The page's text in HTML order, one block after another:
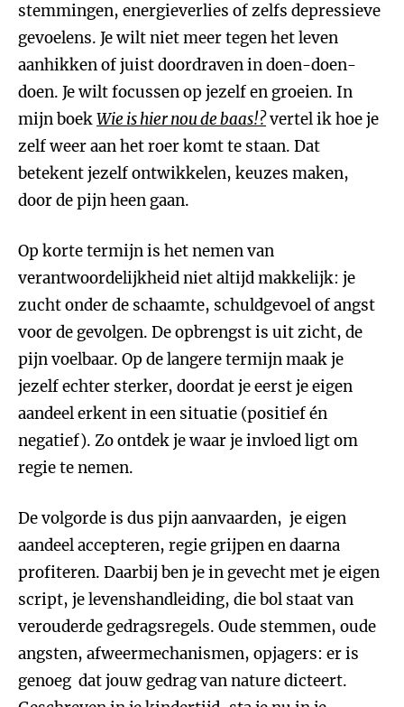
stemmingen, energieverlies of zelfs depressieve
gevoelens. Je wilt niet meer tegen het leven
aanhikken of juist doordraven in doen-doen-
doen. Je wilt focussen op jezelf en groeien. In
mijn boekWie is hier nou de baas!?vertel ik hoe je
zelf weer aan het roer komt te staan. Dat
betekent jezelf ontwikkelen, keuzes maken,
door de pijn heen gaan.
Op korte termijn is het nemen van
verantwoordelijkheid niet altijd makkelijk: je
zucht onder de schaamte, schuldgevoel of angst
voor de gevolgen. De opbrengst is uit zicht, de
pijn voelbaar. Op de langere termijn maak je
jezelf echter sterker, doordat je eerst je eigen
aandeel erkent in een situatie (positief én
negatief). Zo ontdek je waar je invloed ligt om
regie te nemen.
De volgorde is dus pijn aanvaarden, je eigen
aandeel accepteren, regie grijpen en daarna
profiteren. Daarbij ben je in gevecht met je eigen
script, je levenshandleiding, die bol staat van
verouderde gedragsregels. Oude stemmen, oude
angsten, afweermechanismen, opjagers: er is
genoeg dat jouw gedrag van nature dicteert.